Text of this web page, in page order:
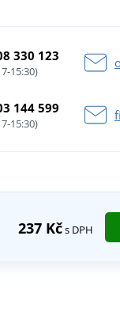
330 123
15:30)
144 599
15:30)
237 Kčs DPH